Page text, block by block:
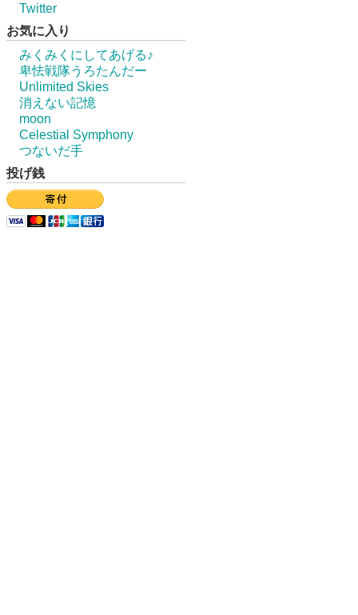
Twitter
お気に入り
みくみくにしてあげる♪
卑怯戦隊うろたんだー
Unlimited Skies
消えない記憶
moon
Celestial Symphony
つないだ手
投げ銭